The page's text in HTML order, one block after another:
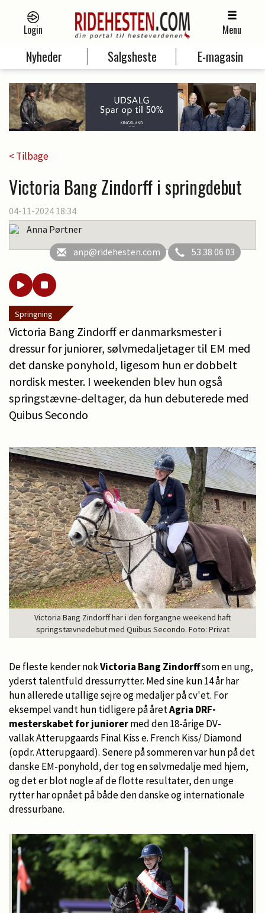
Login Menu
Nyheder Salgsheste E-magasin
< Tilbage
Victoria Bang Zindorff i springdebut
04-11-2024 18:34
Anna Pørtner
anp@ridehesten.com
53 38 06 03
Springning
Victoria Bang Zindorff er danmarksmester i
dressur for juniorer, sølvmedaljetager til EM med
det danske ponyhold, ligesom hun er dobbelt
nordisk mester. I weekenden blev hun også
springstævne-deltager, da hun debuterede med
Quibus Secondo
Victoria Bang Zindorff har i den forgangne weekend haft
springstævnedebut med Quibus Secondo. Foto: Privat
De fleste kender nokVictoria Bang Zindorffsom en ung,
yderst talentfuld dressurrytter. Med sine kun 14 år har
hun allerede utallige sejre og medaljer på cv'et. For
eksempel vandt hun tidligere på åretAgria DRF-
mesterskabet for juniorermed den 18-årige DV-
vallak Atterupgaards Final Kiss e. French Kiss/ Diamond
(opdr. Atterupgaard). Senere på sommeren var hun på det
danske EM-ponyhold, der tog en sølvmedalje med hjem,
og det er blot nogle af de flotte resultater, den unge
rytter har opnået på både den danske og internationale
dressurbane.